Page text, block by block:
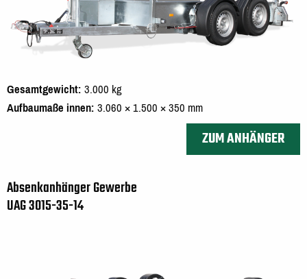
Gesamtgewicht 3.000 kg
Aufbaumaße innen 3.060 × 1.500 × 350 mm
ZUM ANHÄNGER
Absenkanhänger Gewerbe
UAG 3015-35-14